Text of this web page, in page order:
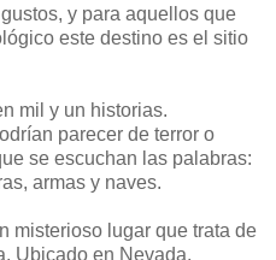
y para aquellos que
este destino es el sitio
mil y un historias.
parecer de terror o
se escuchan las palabras:
armas y naves.
misterioso lugar que trata de
Ubicado en Nevada,